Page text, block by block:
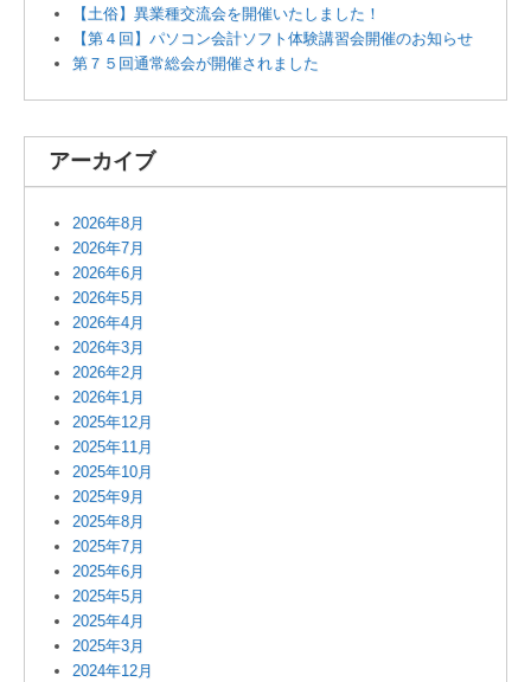
【土俗】異業種交流会を開催いたしました！
【第４回】パソコン会計ソフト体験講習会開催のお知らせ
第７５回通常総会が開催されました
アーカイブ
2026年8月
2026年7月
2026年6月
2026年5月
2026年4月
2026年3月
2026年2月
2026年1月
2025年12月
2025年11月
2025年10月
2025年9月
2025年8月
2025年7月
2025年6月
2025年5月
2025年4月
2025年3月
2024年12月